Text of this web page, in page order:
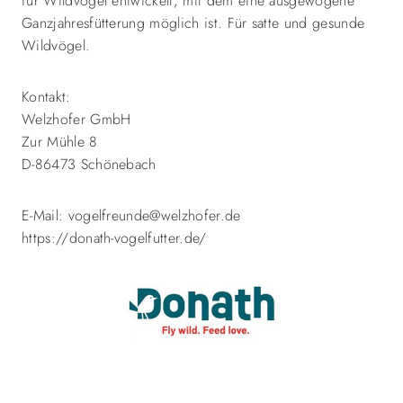
Ganzjahresfütterung möglich ist. Für satte und gesunde
Wildvögel.
Kontakt:
Welzhofer GmbH
Zur Mühle 8
D-86473 Schönebach
E-Mail: vogelfreunde@welzhofer.de
https://donath-vogelfutter.de/